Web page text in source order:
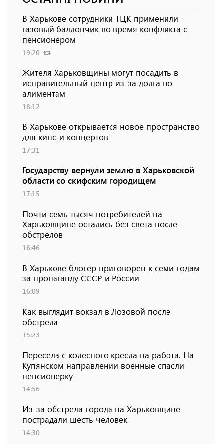
В Харькове сотрудники ТЦК применили
газовый баллончик во время конфликта с
пенсионером
19:20
Жителя Харьковщины могут посадить в
исправительный центр из-за долга по
алиментам
18:12
В Харькове открывается новое пространство
для кино и концертов
17:31
Государству вернули землю в Харьковской
области со скифским городищем
17:15
Почти семь тысяч потребителей на
Харьковщине остались без света после
обстрелов
16:46
В Харькове блогер приговорен к семи годам
за пропаганду СССР и России
16:09
Как выглядит вокзал в Лозовой после
обстрела
15:23
Пересела с колесного кресла на работа. На
Купянском направлении военные спасли
пенсионерку
14:56
Из-за обстрела города на Харьковщине
пострадали шесть человек
14:30